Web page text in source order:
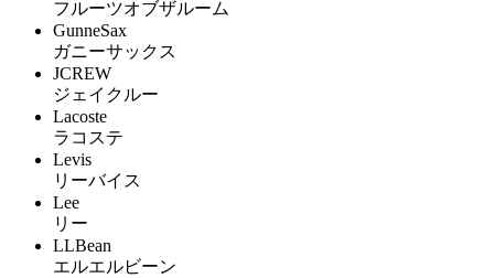
フルーツオブザルーム
GunneSax
ガニーサックス
JCREW
ジェイクルー
Lacoste
ラコステ
Levis
リーバイス
Lee
リー
LLBean
エルエルビーン